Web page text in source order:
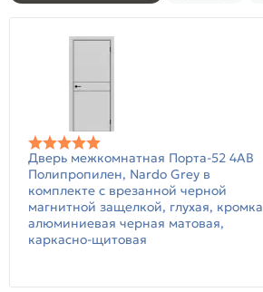
Дверь межкомнатная Порта-52 4AB
Полипропилен, Nardo Grey в
комплекте с врезанной черной
магнитной защелкой, глухая, кромка
алюминиевая черная матовая,
каркасно-щитовая